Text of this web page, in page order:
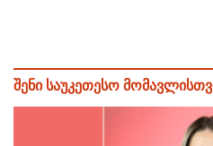
შენი საუკეთესო